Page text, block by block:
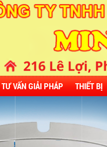
TƯ VẤN GIẢI PHÁP THIẾT BỊ